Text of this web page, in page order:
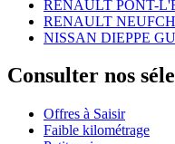
RENAULT PONT-
RENAULT
NISSAN DIEPPE
Consulter nos
Offres à Saisir
Faible kilométrage